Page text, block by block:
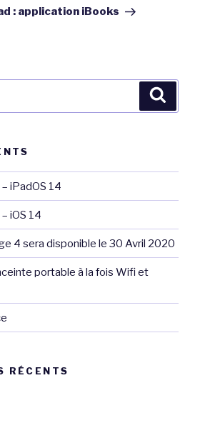
: application iBooks
iPadOS 14
iOS 14
4 sera disponible le 30 Avril 2020
portable à la fois Wifi et
RÉCENTS